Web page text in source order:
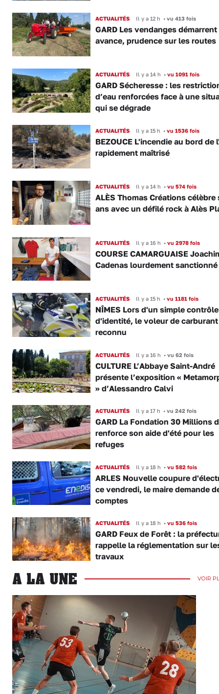
ACTUALITÉS Il y a 12 h •vu 413 fois
GARD Les vendanges démarrent
avance, prudence sur les routes
ACTUALITÉS Il y a 14 h •vu 1091 fois
GARD Sécheresse : les
d’eau renforcées face à une
qui se dégrade
ACTUALITÉS Il y a 15 h •vu 1536 fois
BEZOUCE L'incendie au bord de
rapidement maîtrisé
ACTUALITÉS Il y a 14 h •vu 574 fois
ALÈS Thomas Créations célèbre
ans avec un défilé rock à Alès
ACTUALITÉS Il y a 16 h •vu 2978 fois
COURSE CAMARGUAISE
Cadenas lourdement sanctionné
ACTUALITÉS Il y a 15 h •vu 1181 fois
NÎMES Lors d'un simple contrôle
d'identité, le voleur de
reconnu
ACTUALITÉS Il y a 16 h •vu 62 fois
CULTURE L’Abbaye Saint-André
présente l’exposition «
» d’Alessandro Calvi
ACTUALITÉS Il y a 17 h •vu 242 fois
GARD La Fondation 30 Millions
renforce son aide d'été pour les
refuges
ACTUALITÉS Il y a 18 h •vu 582 fois
ARLES Nouvelle coupure
ce vendredi, le maire demande
comptes
ACTUALITÉS Il y a 18 h •vu 536 fois
GARD Feux de Forêt : la
rappelle la réglementation sur
travaux
A LA UNE VOIR